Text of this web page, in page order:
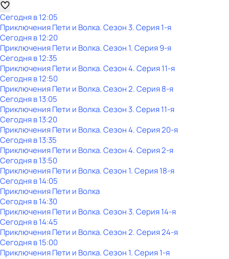
Сегодня в 12:05
Приключения Пети и Волка. Сезон 3. Серия 1-я
Сегодня в 12:20
Приключения Пети и Волка. Сезон 1. Серия 9-я
Сегодня в 12:35
Приключения Пети и Волка. Сезон 4. Серия 11-я
Сегодня в 12:50
Приключения Пети и Волка. Сезон 2. Серия 8-я
Сегодня в 13:05
Приключения Пети и Волка. Сезон 3. Серия 11-я
Сегодня в 13:20
Приключения Пети и Волка. Сезон 4. Серия 20-я
Сегодня в 13:35
Приключения Пети и Волка. Сезон 4. Серия 2-я
Сегодня в 13:50
Приключения Пети и Волка. Сезон 1. Серия 18-я
Сегодня в 14:05
Приключения Пети и Волка
Сегодня в 14:30
Приключения Пети и Волка. Сезон 3. Серия 14-я
Сегодня в 14:45
Приключения Пети и Волка. Сезон 2. Серия 24-я
Сегодня в 15:00
Приключения Пети и Волка. Сезон 1. Серия 1-я